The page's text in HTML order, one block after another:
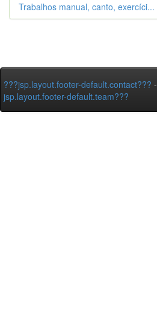
Trabalhos manual, canto, exercíci...
???jsp.layout.footer-default.contact??? -
jsp.layout.footer-default.team???